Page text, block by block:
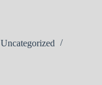
Uncategorized